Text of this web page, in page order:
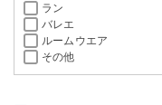
ラン
バレエ
ルームウエア
その他